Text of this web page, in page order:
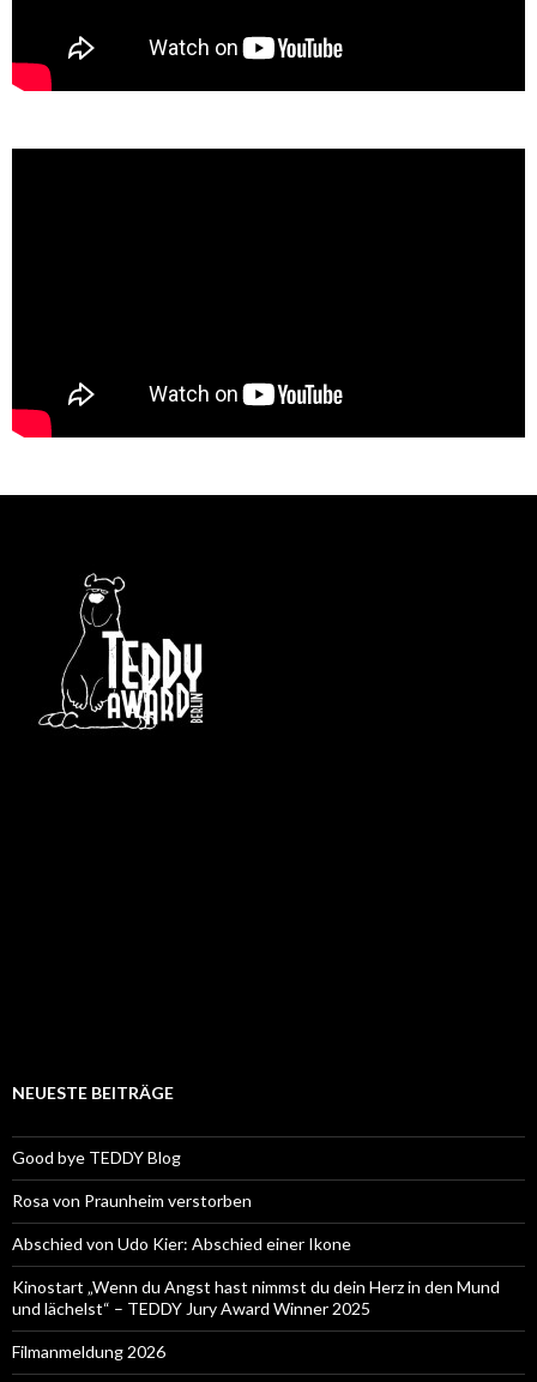
NEUESTE BEITRÄGE
Good bye TEDDY Blog
Rosa von Praunheim verstorben
Abschied von Udo Kier: Abschied einer Ikone
Kinostart „Wenn du Angst hast nimmst du dein Herz in den Mund
und lächelst“ – TEDDY Jury Award Winner 2025
Filmanmeldung 2026